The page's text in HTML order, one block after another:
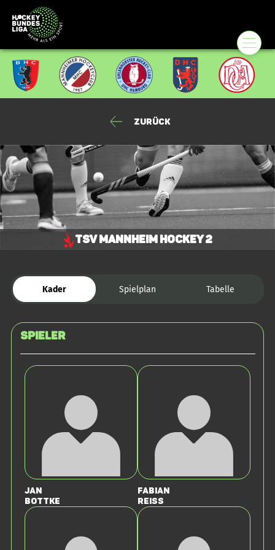
Zurück
TSV Mannheim Hockey 2
Kader Spielplan Tabelle
Spieler
Jan
Bottke
Fabian
Reiss